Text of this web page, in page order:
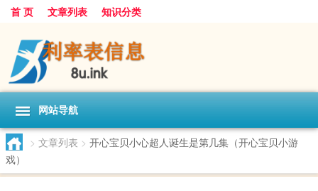
首 页 文章列表 知识分类
网站导航
> 文章列表 > 开心宝贝小心超人诞生是第几集（开心宝贝小游
戏）